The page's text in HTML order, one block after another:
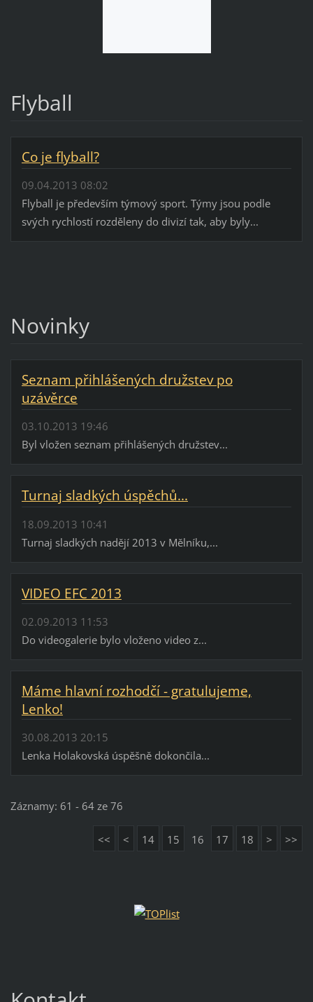
Flyball
Co je flyball?
09.04.2013 08:02
Flyball je především týmový sport. Týmy jsou podle
svých rychlostí rozděleny do divizí tak, aby byly...
Novinky
Seznam přihlášených družstev po
uzávěrce
03.10.2013 19:46
Byl vložen seznam přihlášených družstev...
Turnaj sladkých úspěchů...
18.09.2013 10:41
Turnaj sladkých nadějí 2013 v Mělníku,...
VIDEO EFC 2013
02.09.2013 11:53
Do videogalerie bylo vloženo video z...
Máme hlavní rozhodčí - gratulujeme,
Lenko!
30.08.2013 20:15
Lenka Holakovská úspěšně dokončila...
Záznamy: 61 - 64 ze 76
<< < 14 15 16 17 18 > >>